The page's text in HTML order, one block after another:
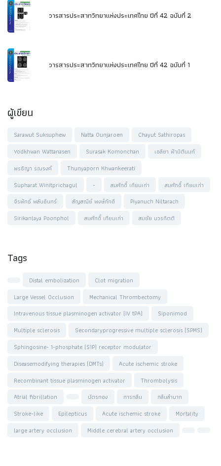
วารสารประสาทวิทยาแห่งประเทศไทย ปีที่ 42 ฉบับที่ 2
วารสารประสาทวิทยาแห่งประเทศไทย ปีที่ 42 ฉบับที่ 1
ผู้เขียน
Sarawut Suksuphew Natta Ounjaroen
Chayut Sathiropas
Yodkhwan Wattanasen
Surasak Komonchan
เอลียา ฟ้ามิตินนท์
พรธิญา รณรงค์
Thunyaporn Khwankeerati
Supharat Winitprichagul
- สมศักดิ์ เทียมเก่า
สมศักดิ์ เทียมเก่า
จีรพัทธ์ พลับอินทร์
สัญสณีย์ พงษ์ภักดี
Piyanuch Niltarach
Sirikanlaya Poonphol
สมศักดิ์ เทียมเก่า สมชัย บวรกิตติ
Tags
Distal embolization
Clot migration
Large Vessel Occlusion
Mechanical Thrombectomy
Intravenous tissue plasminogen activator (IV tPA)
Siponimod
Multiple sclerosis
Secondaryprogressive multiple sclerosis (SPMS)
Sphingosine- 1-phosphate (S1P) receptor modulator
Diseasemodifying therapies (DMTs)
Acute ischemic stroke
Recombinant tissue plasminogen activator
Thrombolysis
Atrial fibrillation
บัตรทอง การกลืน
กลืนลำบาก
Stroke-like
Epilepticus Acute ischemic stroke
Mortality
large artery occlusion
Middle cerebral artery occlusion